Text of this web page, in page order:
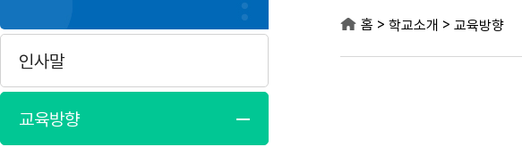
인사말
교육방향
홈 > 학교소개 > 교육방향